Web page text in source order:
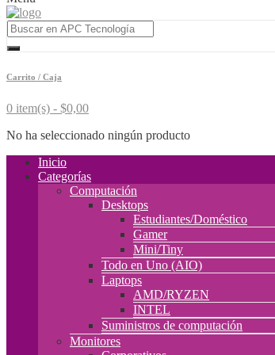
Carrito / Caja
0 item(s) - $0,00
No ha seleccionado ningún producto
Inicio
Categorías
Computación
Desktops
Estudiantes/Doméstico
Gamer
Mini/Tiny
Todo en Uno (AIO)
Laptops
AMD/RYZEN
INTEL
Suministros de computación
Monitores